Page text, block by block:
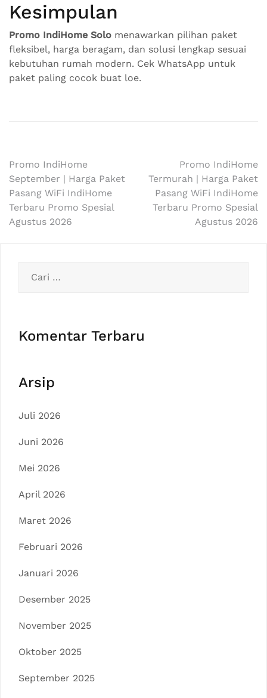
Kesimpulan
Promo IndiHome Solo menawarkan pilihan paket
fleksibel, harga beragam, dan solusi lengkap sesuai
kebutuhan rumah modern. Cek WhatsApp untuk
paket paling cocok buat loe.
Navigasi
pos
Promo IndiHome
September | Harga Paket
Pasang WiFi IndiHome
Terbaru Promo Spesial
Agustus 2026
Promo IndiHome
Termurah | Harga Paket
Pasang WiFi IndiHome
Terbaru Promo Spesial
Agustus 2026
untuk:
Komentar Terbaru
Arsip
Juli 2026
Juni 2026
Mei 2026
April 2026
Maret 2026
Februari 2026
Januari 2026
Desember 2025
November 2025
Oktober 2025
September 2025